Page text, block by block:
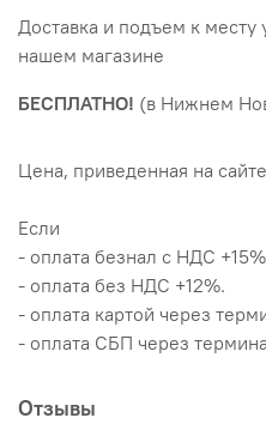
Доставка и подъем к месту
нашем магазине
БЕСПЛАТНО! (в Нижнем
Цена, приведенная на
Если
- оплата безнал с НДС
- оплата без НДС +12%.
- оплата картой через
- оплата СБП через
Отзывы